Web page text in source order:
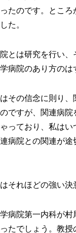
たのです。とこ
た。
院とは研究を行い
病院のあり方のは
その信念に則り
ですが、関連病
っており、私は
病院との関連が
それほどの強い
病院第一内科が
たでしょう。教